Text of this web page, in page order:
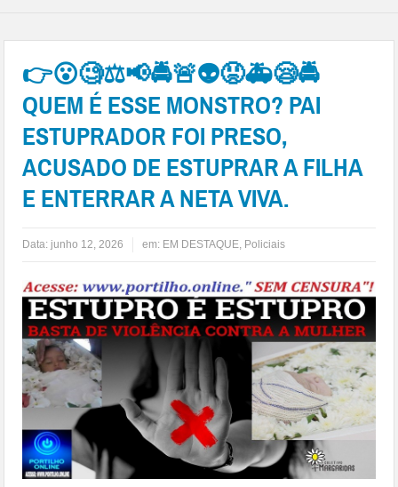
👉😮🧐⚖📢🚔🚨👽😡🚑😪🚔
QUEM É ESSE MONSTRO? PAI
ESTUPRADOR FOI PRESO,
ACUSADO DE ESTUPRAR A FILHA
E ENTERRAR A NETA VIVA.
Data: junho 12, 2026 em: EM DESTAQUE, Policiais